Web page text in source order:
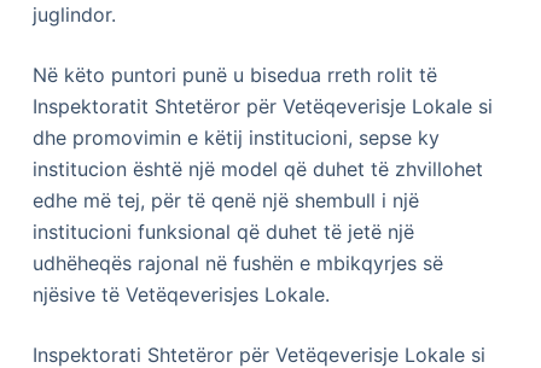
juglindor.
Në këto puntori punë u bisedua rreth rolit të
Inspektoratit Shtetëror për Vetëqeverisje Lokale si
dhe promovimin e këtij institucioni, sepse ky
institucion është një model që duhet të zhvillohet
edhe më tej, për të qenë një shembull i një
institucioni funksional që duhet të jetë një
udhëheqës rajonal në fushën e mbikqyrjes së
njësive të Vetëqeverisjes Lokale.
Inspektorati Shtetëror për Vetëqeverisje Lokale si